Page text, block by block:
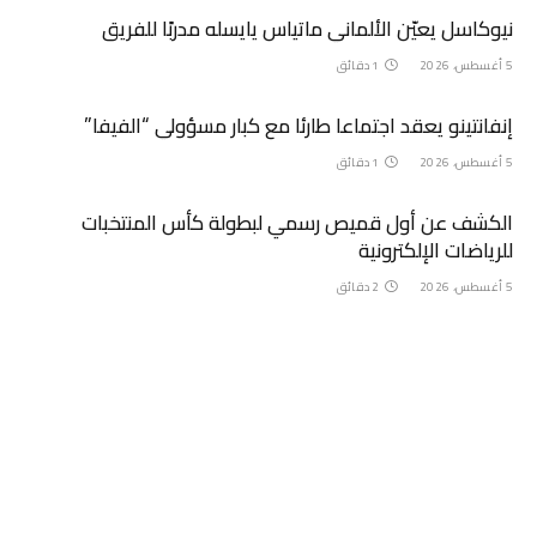
نيوكاسل يعيّن الألماني ماتياس يايسله مدربًا للفريق
5 أغسطس، 2026 1 دقائق
إنفانتينو يعقد اجتماعا طارئا مع كبار مسؤولي “الفيفا”
5 أغسطس، 2026 1 دقائق
الكشف عن أول قميص رسمي لبطولة كأس المنتخبات
للرياضات الإلكترونية
5 أغسطس، 2026 2 دقائق